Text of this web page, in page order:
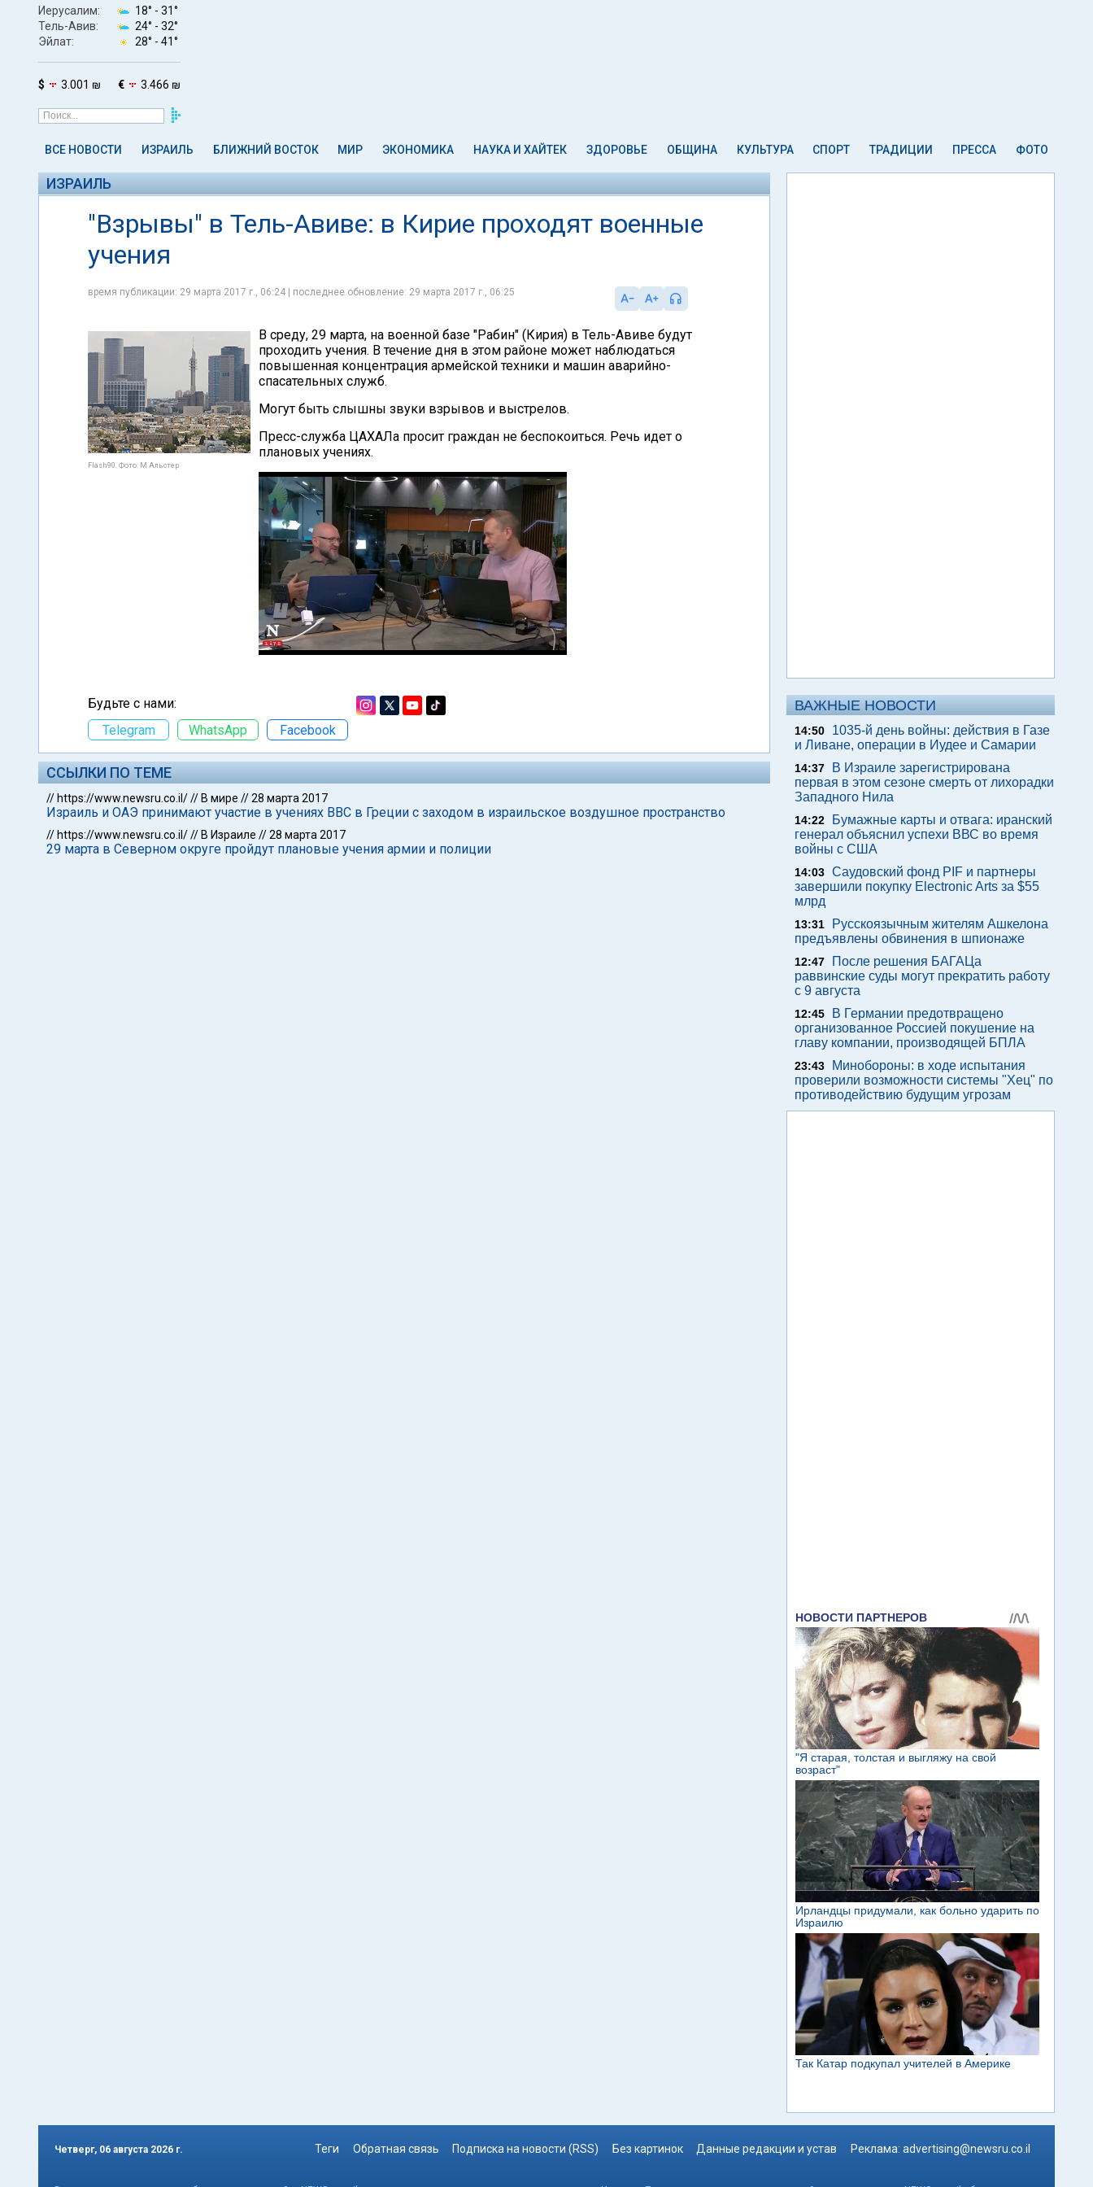
Иерусалим: 18° - 31°
Тель-Авив:
24° - 32°
Эйлат:
28° - 41°
$ 3.001 ₪ € 3.466 ₪
ВСЕ НОВОСТИ ИЗРАИЛЬ БЛИЖНИЙ ВОСТОК МИР ЭКОНОМИКА НАУКА И ХАЙТЕК ЗДОРОВЬЕ ОБЩИНА КУЛЬТУРА СПОРТ ТРАДИЦИИ ПРЕССА ФОТО
ИЗРАИЛЬ
"Взрывы" в Тель-Авиве: в Кирие проходят военные
учения
время публикации: 29 марта 2017 г., 06:24 | последнее обновление: 29 марта 2017 г., 06:25
Flash90. Фото: М.Альстер
В среду, 29 марта, на военной базе "Рабин" (Кирия) в Тель-Авиве будут
проходить учения. В течение дня в этом районе может наблюдаться
повышенная концентрация армейской техники и машин аварийно-
спасательных служб.
Могут быть слышны звуки взрывов и выстрелов.
Пресс-служба ЦАХАЛа просит граждан не беспокоиться. Речь идет о
плановых учениях.
Будьте с нами:
Telegram
WhatsApp Facebook
ССЫЛКИ ПО ТЕМЕ
// https://www.newsru.co.il/// В мире //28 марта 2017
Израиль и ОАЭ принимают участие в учениях ВВС в Греции с заходом в израильское воздушное пространство
// https://www.newsru.co.il/// В Израиле //28 марта 2017
29 марта в Северном округе пройдут плановые учения армии и полиции
ВАЖНЫЕ НОВОСТИ
14:50
1035-й день войны: действия в Газе
и Ливане, операции в Иудее и Самарии
14:37
В Израиле зарегистрирована
первая в этом сезоне смерть от лихорадки
Западного Нила
14:22
Бумажные карты и отвага: иранский
генерал объяснил успехи ВВС во время
войны с США
14:03 Саудовский фонд PIF и партнеры
завершили покупку Electronic Arts за $55
млрд
13:31
Русскоязычным жителям Ашкелона
предъявлены обвинения в шпионаже
12:47
После решения БАГАЦа
раввинские суды могут прекратить работу
с 9 августа
12:45
В Германии предотвращено
организованное Россией покушение на
главу компании, производящей БПЛА
23:43
Минобороны: в ходе испытания
проверили возможности системы "Хец" по
противодействию будущим угрозам
Четверг, 06 августа 2026 г. Теги Обратная связь Подписка на новости (RSS) Без картинок Данные редакции и устав Реклама: advertising@newsru.co.il